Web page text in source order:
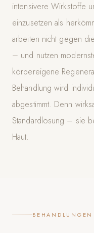
intensivere Wirkstoffe
einzusetzen als
arbeiten nicht gegen
– und nutzen
körpereigene
Behandlung wird
abgestimmt. Denn
Standardlösung – sie
Haut.
BEHANDLUNGEN